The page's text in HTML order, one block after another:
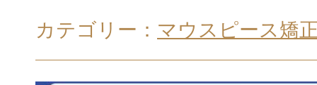
カテゴリー： マウスピース矯